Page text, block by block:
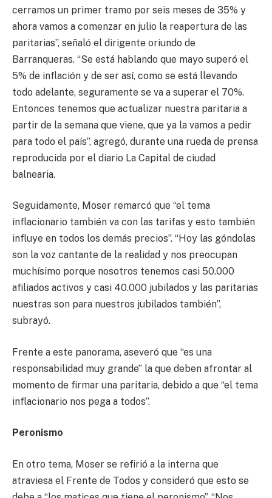
cerramos un primer tramo por seis meses de 35% y
ahora vamos a comenzar en julio la reapertura de las
paritarias”, señaló el dirigente oriundo de
Barranqueras. “Se está hablando que mayo superó el
5% de inflación y de ser así, como se está llevando
todo adelante, seguramente se va a superar el 70%.
Entonces tenemos que actualizar nuestra paritaria a
partir de la semana que viene, que ya la vamos a pedir
para todo el país”, agregó, durante una rueda de prensa
reproducida por el diario La Capital de ciudad
balnearia.
Seguidamente, Moser remarcó que “el tema
inflacionario también va con las tarifas y esto también
influye en todos los demás precios”. “Hoy las góndolas
son la voz cantante de la realidad y nos preocupan
muchísimo porque nosotros tenemos casi 50.000
afiliados activos y casi 40.000 jubilados y las paritarias
nuestras son para nuestros jubilados también”,
subrayó.
Frente a este panorama, aseveró que “es una
responsabilidad muy grande” la que deben afrontar al
momento de firmar una paritaria, debido a que “el tema
inflacionario nos pega a todos”.
Peronismo
En otro tema, Moser se refirió a la interna que
atraviesa el Frente de Todos y consideró que esto se